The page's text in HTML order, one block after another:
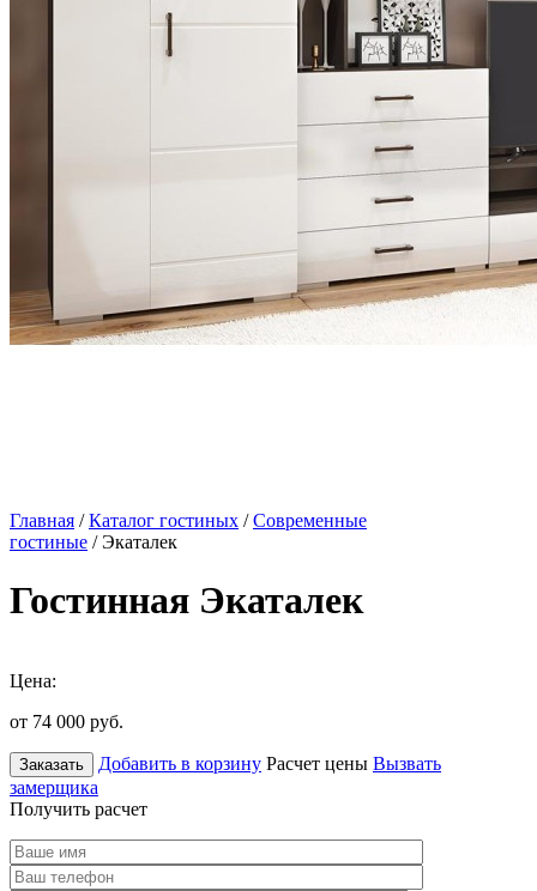
Главная /Каталог гостиных /Современные
гостиные / Экаталек
Гостинная Экаталек
Цена:
от 74 000 руб.
Заказать Добавить в корзину Расчет цены Вызвать
замерщика
Получить расчет